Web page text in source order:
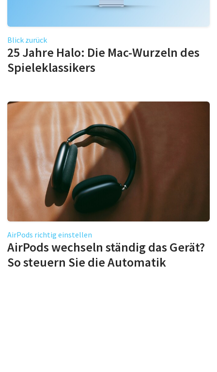
Blick zurück
25 Jahre Halo: Die Mac-Wurzeln des
Spieleklassikers
AirPods richtig einstellen
AirPods wechseln ständig das Gerät?
So steuern Sie die Automatik